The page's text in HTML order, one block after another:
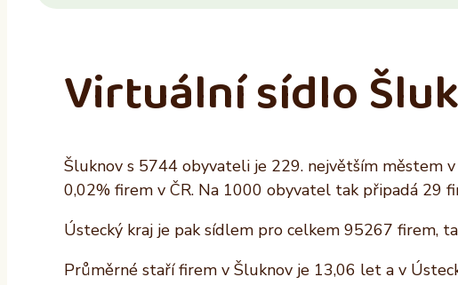
Virtuální sídlo
Šluknov s 5744 obyvateli je 229. největším městem
0,02% firem v ČR. Na 1000 obyvatel tak připadá 29
Ústecký kraj je pak sídlem pro celkem 95267 firem,
Průměrné staří firem v Šluknov je 13,06 let a v